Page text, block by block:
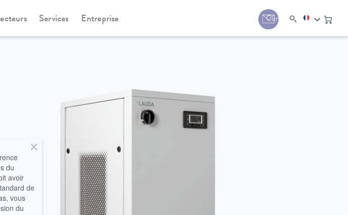
Services Entreprise Contact
Ultracool New Generation
du
avoir
de
vous
du